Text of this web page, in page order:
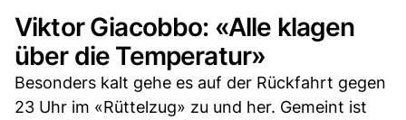
Viktor Giacobbo: «Alle klagen
über die Temperatur»
Besonders kalt gehe es auf der Rückfahrt gegen
23 Uhr im «Rüttelzug» zu und her. Gemeint ist